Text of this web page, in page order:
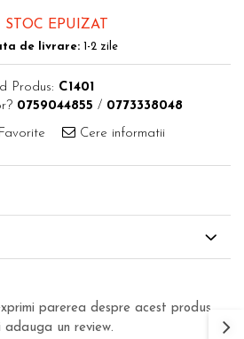
STOC EPUIZAT
de livrare:1-2 zile
Produs: C1401
0759044855 / 0773338048
Cere informatii
parerea despre acest produs
adauga un review.